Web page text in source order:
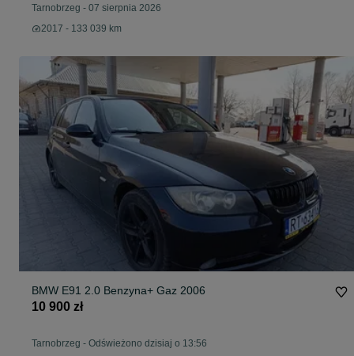
Tarnobrzeg - 07 sierpnia 2026
2017 - 133 039 km
BMW E91 2.0 Benzyna+ Gaz 2006
10 900 zł
Tarnobrzeg - Odświeżono dzisiaj o 13:56